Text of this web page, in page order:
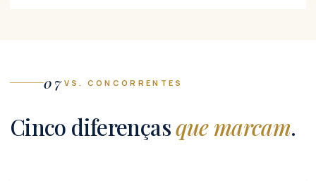
07 VS. CONCORRENTES
Cinco diferençasque marcam.